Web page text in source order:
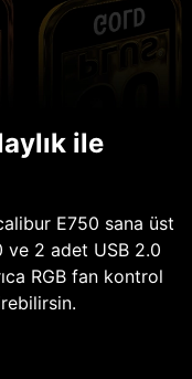
ile
E750 sana üst
ve 2 adet USB 2.0
RGB fan kontrol